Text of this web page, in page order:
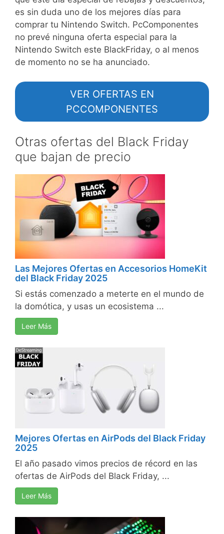
es sin duda uno de los mejores días para
comprar tu Nintendo Switch. PcComponentes
no prevé ninguna oferta especial para la
Nintendo Switch este BlackFriday, o al menos
de momento no se ha anunciado.
VER OFERTAS EN
PCCOMPONENTES
Otras ofertas del Black Friday
que bajan de precio
Las Mejores Ofertas en Accesorios HomeKit
del Black Friday 2025
Si estás comenzado a meterte en el mundo de
la domótica, y usas un ecosistema ...
Leer Más
Mejores Ofertas en AirPods del Black Friday
2025
El año pasado vimos precios de récord en las
ofertas de AirPods del Black Friday, ...
Leer Más